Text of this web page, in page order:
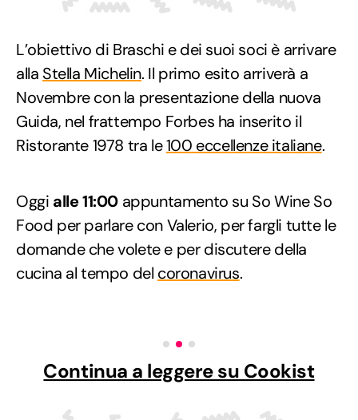
L’obiettivo di Braschi e dei suoi soci è arrivare
alla Stella Michelin. Il primo esito arriverà a
Novembre con la presentazione della nuova
Guida, nel frattempo Forbes ha inserito il
Ristorante 1978 tra le100 eccellenze italiane.
Oggi alle 11:00 appuntamento su So Wine So
Food per parlare con Valerio, per fargli tutte le
domande che volete e per discutere della
cucina al tempo del coronavirus.
Continua a leggere su Cookist